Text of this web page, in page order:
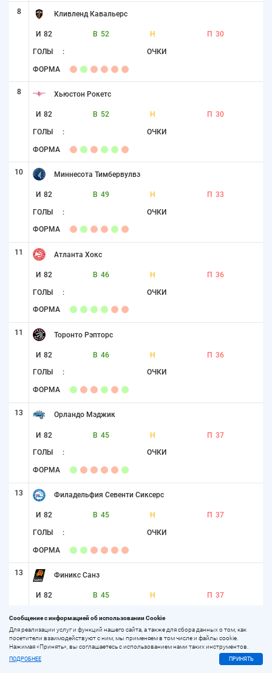
8 Кливленд Кавальерс
И 82 В 52 Н П 30
ГОЛЫ : ОЧКИ
ФОРМА
8 Хьюстон Рокетс
И 82 В 52 Н П 30
ГОЛЫ : ОЧКИ
ФОРМА
10 Миннесота Тимбервулвз
И 82 В 49 Н П 33
ГОЛЫ : ОЧКИ
ФОРМА
11 Атланта Хокс
И 82 В 46 Н П 36
ГОЛЫ : ОЧКИ
ФОРМА
11 Торонто Рэпторс
И 82 В 46 Н П 36
ГОЛЫ : ОЧКИ
ФОРМА
13 Орландо Мэджик
И 82 В 45 Н П 37
ГОЛЫ : ОЧКИ
ФОРМА
13 Филадельфия Севенти Сиксерс
И 82 В 45 Н П 37
ГОЛЫ : ОЧКИ
ФОРМА
13 Финикс Санз
И 82 В 45 Н П 37
ФОРМА
Сообщение с информацией об использовании Cookie
Для реализации услуг и функций нашего сайта, а также для сбора данных о том, как
посетители взаимодействуют с ним, мы применяем в том числе и файлы cookie.
Нажимая «Принять», вы соглашаетесь с использованием нами таких инструментов.
ПОДРОБНЕЕ ПРИНЯТЬ